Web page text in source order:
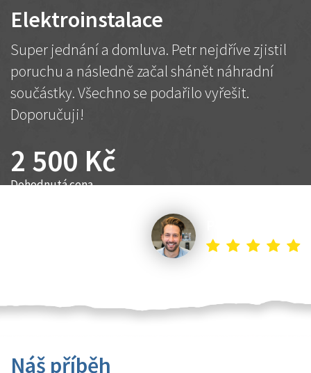
Elektroinstalace
Super jednání a domluva. Petr nejdříve zjistil
poruchu a následně začal shánět náhradní
součástky. Všechno se podařilo vyřešit.
Doporučuji!
2 500 Kč
Dohodnutá cena
Náš příběh